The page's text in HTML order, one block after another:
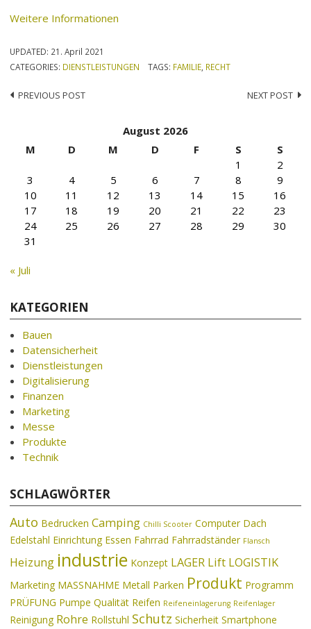
Weitere Informationen
UPDATED: 21. April 2021
CATEGORIES: DIENSTLEISTUNGEN TAGS: FAMILIE, RECHT
Post
PREVIOUS POST NEXT POST
August 2026
M
D M D F S
S
1
2
3
4 5 6 7 8
9
10
11 12 13 14 15
16
17
18 19 20 21 22
23
24
25 26 27 28 29
30
31
« Juli
KATEGORIEN
Bauen
Datensicherheit
Dienstleistungen
Digitalisierung
Finanzen
Marketing
Messe
Produkte
Technik
SCHLAGWÖRTER
Auto Bedrucken Camping Chilli Scooter Computer Dach
Edelstahl Einrichtung Essen Fahrrad Fahrradständer Flansch
Heizung industrie Konzept LAGER Lift LOGISTIK
Marketing MASSNAHME Metall Parken Produkt Programm
PRÜFUNG Pumpe Qualität Reifen Reifeneinlagerung Reifenlager
Reinigung Rohre Rollstuhl Schutz Sicherheit Smartphone